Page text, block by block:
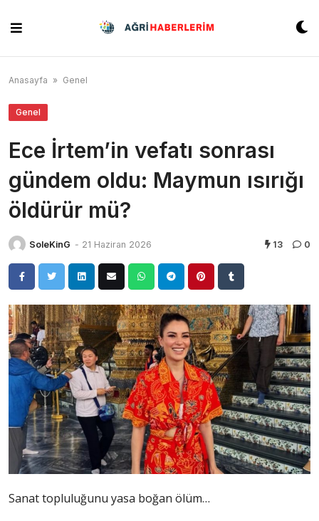
content
Anasayfa » Genel
Genel
Ece İrtem’in vefatı sonrası
gündem oldu: Maymun ısırığı
öldürür mü?
SoleKinG - 21 Haziran 2026 13 0
Sanat topluluğunu yasa boğan ölüm…